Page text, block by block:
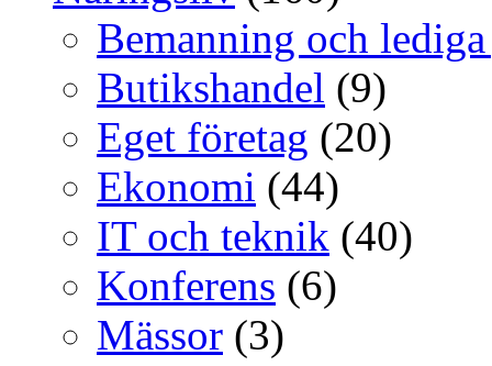
Bemanning och
Butikshandel (9)
Eget företag (20)
Ekonomi (44)
IT och teknik (40)
Konferens (6)
Mässor (3)